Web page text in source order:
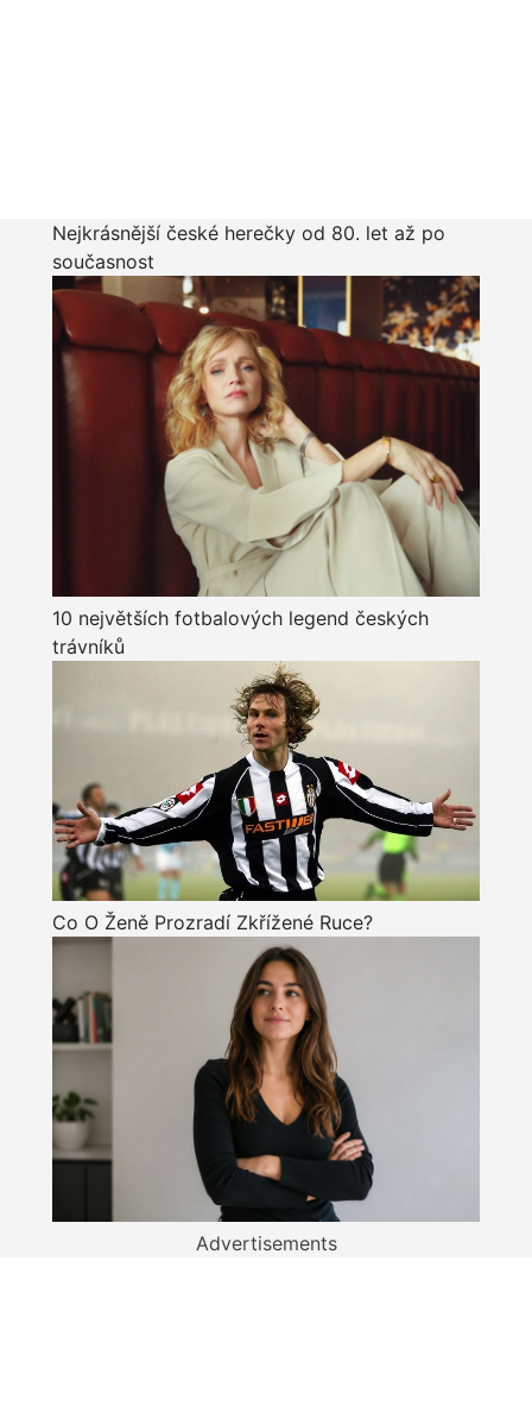
Nejkrásnější české herečky od 80. let až po
současnost
10 největších fotbalových legend českých
trávníků
Co O Ženě Prozradí Zkřížené Ruce?
Advertisements